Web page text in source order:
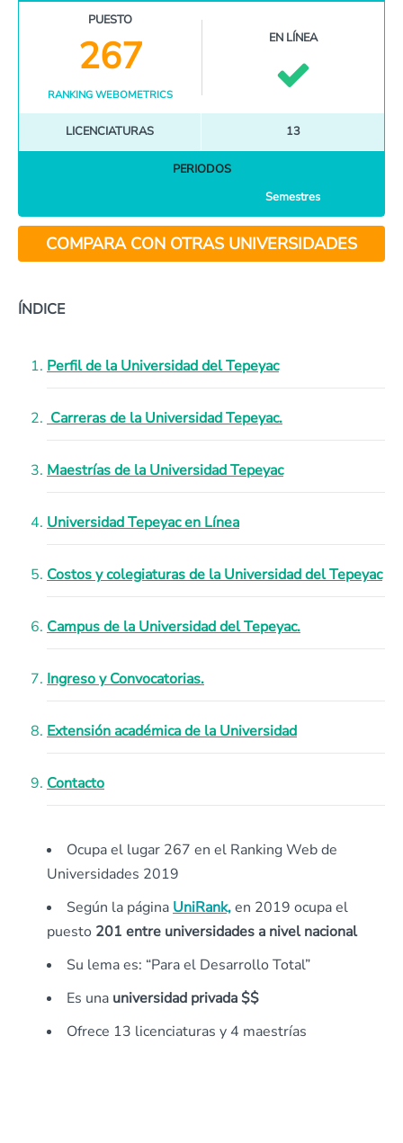
PUESTO
267
RANKING WEBOMETRICS
EN LÍNEA
LICENCIATURAS 13
PERIODOS
Semestres
COMPARA CON OTRAS UNIVERSIDADES
ÍNDICE
Perfil de la Universidad del Tepeyac
Carreras de la Universidad Tepeyac.
Maestrías de la Universidad Tepeyac
Universidad Tepeyac en Línea
Costos y colegiaturas de la Universidad del Tepeyac
Campus de la Universidad del Tepeyac.
Ingreso y Convocatorias.
Extensión académica de la Universidad
Contacto
Ocupa el lugar 267 en el Ranking Web de
Universidades 2019
Según la página UniRank,en 2019 ocupa el
puesto 201 entre universidades a nivel nacional
Su lema es: “Para el Desarrollo Total”
Es una universidad privada $$
Ofrece 13 licenciaturas y 4 maestrías